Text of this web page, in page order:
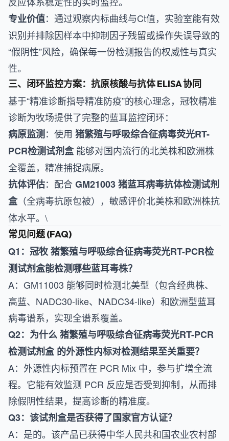
专业价值：通过观察内标曲线与Ct值，实验室能有效
识别并排除因样本中抑制因子残留或操作失误导致的
“假阴性”风险，确保每一份检测报告的权威性与真实
性。
三、闭环监控方案：抗原核酸与抗体 ELISA 协同
基于“精准诊断指导精准防疫”的核心理念，冠牧精准
诊断为牧场提供了完整的蓝耳监控闭环：
病原监测：使用 猪繁殖与呼吸综合征病毒荧光RT-
PCR检测试剂盒能够对国内流行的北美株和欧洲株
全覆盖，精准捕捉病原。
抗体评估：配合GM21003 猪蓝耳病毒抗体检测试剂
盒（全病毒抗原包被），敏感评价北美株和欧洲株抗
体水平。\
常见问题 (FAQ)
Q1：冠牧 猪繁殖与呼吸综合征病毒荧光RT-PCR检
测试剂盒能检测哪些蓝耳毒株？
A：GM11003 能够同时检测北美型（包含经典株、
高蓝、NADC30-like、NADC34-like）和欧洲型蓝耳
病毒谱系，实现全谱系覆盖。
Q2：为什么 猪繁殖与呼吸综合征病毒荧光RT-PCR
检测试剂盒 的外源性内标对检测结果至关重要？
A：外源性内标预置在 PCR Mix 中，参与扩增全流
程。它能有效监测 PCR 反应是否受到抑制，从而排
除假阴性结果，提高诊断的精准度。
Q3：该试剂盒是否获得了国家官方认证？
A：是的。该产品已获得中华人民共和国农业农村部